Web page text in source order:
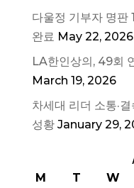
다울정 기부자 명판
완료 May 22, 2026
LA한인상의, 49회
March 19, 2026
차세대 리더 소통·
성황 January 29,
M T W